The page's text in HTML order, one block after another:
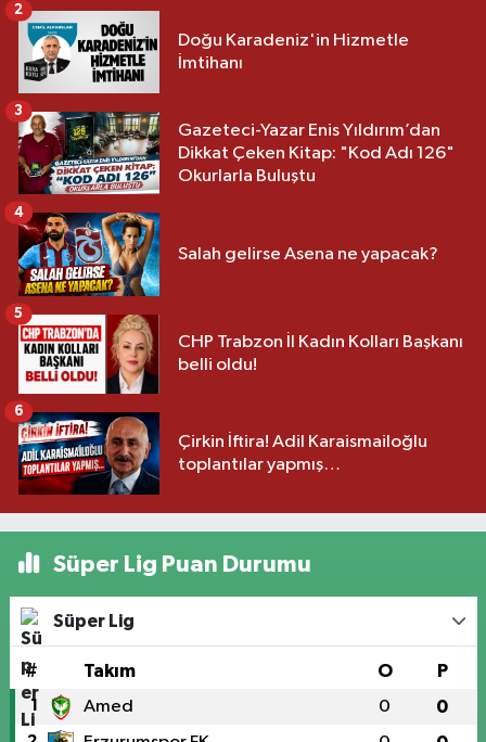
Doğu Karadeniz'in Hizmetle
İmtihanı
2
Gazeteci-Yazar Enis Yıldırım’dan
Dikkat Çeken Kitap: "Kod Adı 126"
Okurlarla Buluştu
3
Salah gelirse Asena ne yapacak?
4
CHP Trabzon İl Kadın Kolları Başkanı
belli oldu!
5
Çirkin İftira! Adil Karaismailoğlu
toplantılar yapmış…
6
Süper Lig Puan Durumu
Süper Lig
# Takım O P
1 Amed 0 0